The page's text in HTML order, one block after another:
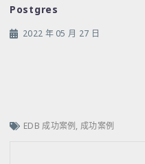
Postgres
2022 年 05 月 27 日
EDB 成功案例, 成功案例